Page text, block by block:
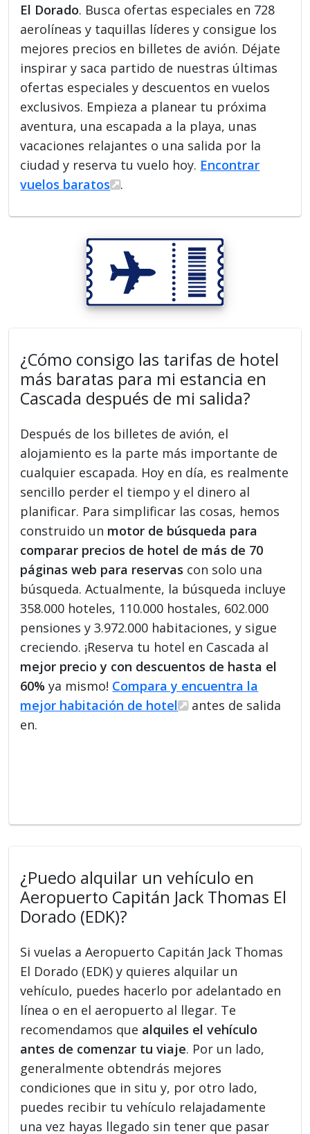
El Dorado. Busca ofertas especiales en 728
aerolíneas y taquillas líderes y consigue los
mejores precios en billetes de avión. Déjate
inspirar y saca partido de nuestras últimas
ofertas especiales y descuentos en vuelos
exclusivos. Empieza a planear tu próxima
aventura, una escapada a la playa, unas
vacaciones relajantes o una salida por la
ciudad y reserva tu vuelo hoy. Encontrar
vuelos baratos
.
¿Cómo consigo las tarifas de hotel
más baratas para mi estancia en
Cascada después de mi salida?
Después de los billetes de avión, el
alojamiento es la parte más importante de
cualquier escapada. Hoy en día, es realmente
sencillo perder el tiempo y el dinero al
planificar. Para simplificar las cosas, hemos
construido un motor de búsqueda para
comparar precios de hotel de más de 70
páginas web para reservas con solo una
búsqueda. Actualmente, la búsqueda incluye
358.000 hoteles, 110.000 hostales, 602.000
pensiones y 3.972.000 habitaciones, y sigue
creciendo. ¡Reserva tu hotel en Cascada al
mejor precio y con descuentos de hasta el
60% ya mismo! Compara y encuentra la
mejor habitación de hotel
antes de salida
en.
¿Puedo alquilar un vehículo en
Aeropuerto Capitán Jack Thomas El
Dorado (EDK)?
Si vuelas a Aeropuerto Capitán Jack Thomas
El Dorado (EDK) y quieres alquilar un
vehículo, puedes hacerlo por adelantado en
línea o en el aeropuerto al llegar. Te
recomendamos que alquiles el vehículo
antes de comenzar tu viaje. Por un lado,
generalmente obtendrás mejores
condiciones que in situ y, por otro lado,
puedes recibir tu vehículo relajadamente
una vez hayas llegado sin tener que pasar